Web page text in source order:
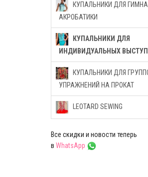
КУПАЛЬНИКИ ДЛЯ
АКРОБАТИКИ
КУПАЛЬНИКИ ДЛЯ
ИНДИВИДУАЛЬНЫХ
КУПАЛЬНИКИ ДЛЯ
УПРАЖНЕНИЙ НА ПРОКАТ
LEOTARD SEWING
Все скидки и новости теперь
в WhatsApp